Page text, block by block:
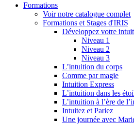
Formations
Voir notre catalogue complet
Formations et Stages d'IRIS
Développez votre
Niveau 1
Niveau 2
Niveau 3
L’intuition du corps
Comme par magie
Intuition Express
L’intuition dans les
L’intuition à l’ère de
Intuitez et Pariez
Une journée avec